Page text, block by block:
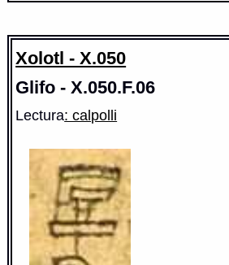
Xolotl - X.050
Glifo - X.050.F.06
Lectura: calpolli